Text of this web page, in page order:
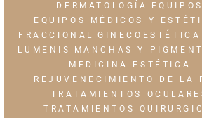
DERMATOLOGÍA
EQUIPOS
EQUIPOS MÉDICOS Y
FRACCIONAL
GINECOESTÉTICA
LUMENIS
MANCHAS Y
MEDICINA ESTÉTICA
REJUVENECIMIENTO DE LA
TRATAMIENTOS
TRATAMIENTOS